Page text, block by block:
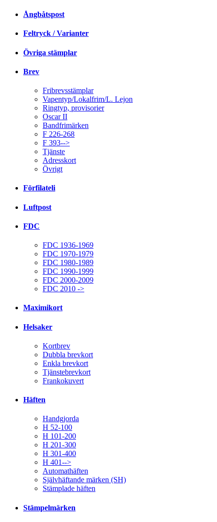
Ångbåtspost
Feltryck / Varianter
Övriga stämplar
Brev
Fribrevsstämplar
Vapentyp/Lokalfrim/L. Lejon
Ringtyp, provisorier
Oscar II
Bandfrimärken
F 226-268
F 393-->
Tjänste
Adresskort
Övrigt
Förfilateli
Luftpost
FDC
FDC 1936-1969
FDC 1970-1979
FDC 1980-1989
FDC 1990-1999
FDC 2000-2009
FDC 2010 ->
Maximikort
Helsaker
Kortbrev
Dubbla brevkort
Enkla brevkort
Tjänstebrevkort
Frankokuvert
Häften
Handgjorda
H 52-100
H 101-200
H 201-300
H 301-400
H 401-->
Automathäften
Självhäftande märken (SH)
Stämplade häften
Stämpelmärken